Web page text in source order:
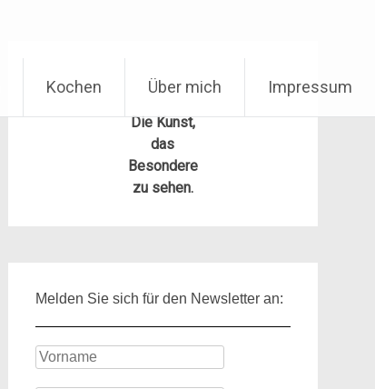
Kochen Über mich Impressum
Die Kunst,
das
Besondere
zu sehen.
Melden Sie sich für den Newsletter an: